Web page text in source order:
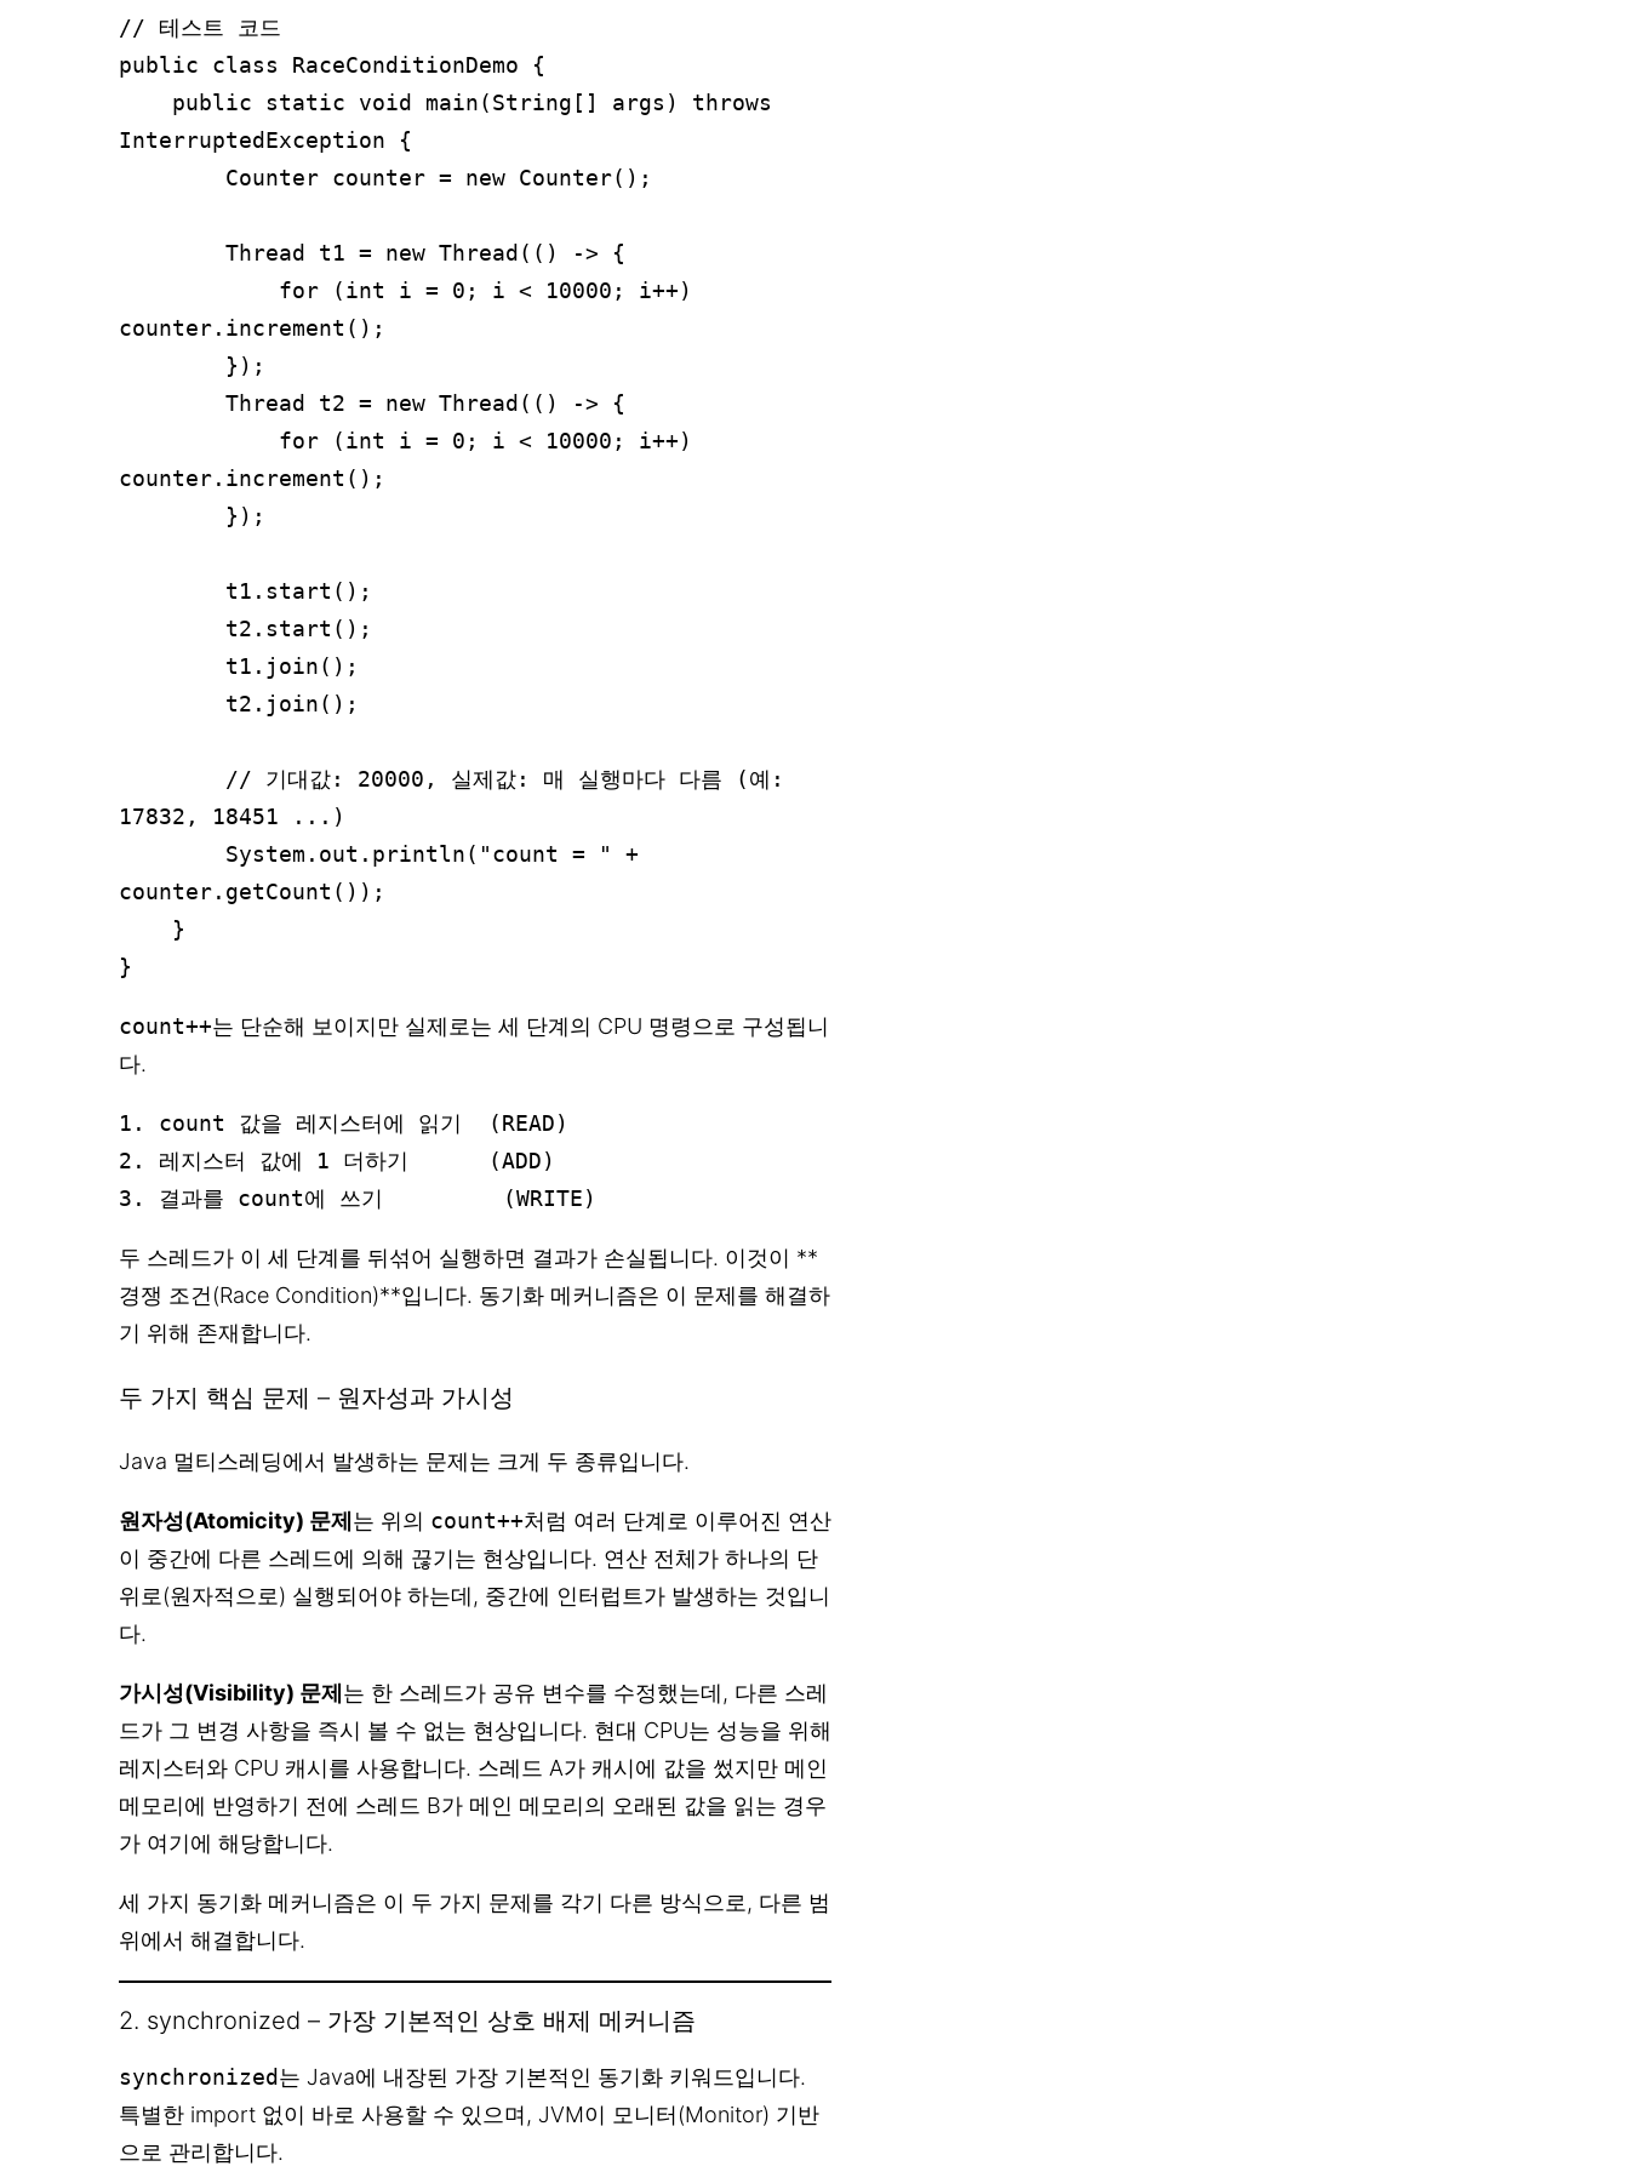
// 테스트 코드
public class RaceConditionDemo {
InterruptedException {
counter.increment();
counter.increment();
17832, 18451 ...)
counter.getCount());
}
count++는 단순해 보이지만 실제로는 세 단계의 CPU 명령으로 구성됩니
다.
1. count 값을 레지스터에 읽기  (READ)
2. 레지스터 값에 1 더하기      (ADD)
3. 결과를 count에 쓰기         (WRITE)
두 스레드가 이 세 단계를 뒤섞어 실행하면 결과가 손실됩니다. 이것이 **
경쟁 조건(Race Condition)**입니다. 동기화 메커니즘은 이 문제를 해결하
기 위해 존재합니다.
두 가지 핵심 문제 – 원자성과 가시성
Java 멀티스레딩에서 발생하는 문제는 크게 두 종류입니다.
원자성(Atomicity) 문제 는 위의 count++처럼 여러 단계로 이루어진 연산
이 중간에 다른 스레드에 의해 끊기는 현상입니다. 연산 전체가 하나의 단
위로(원자적으로) 실행되어야 하는데, 중간에 인터럽트가 발생하는 것입니
다.
가시성(Visibility) 문제 는 한 스레드가 공유 변수를 수정했는데, 다른 스레
드가 그 변경 사항을 즉시 볼 수 없는 현상입니다. 현대 CPU는 성능을 위해
레지스터와 CPU 캐시를 사용합니다. 스레드 A가 캐시에 값을 썼지만 메인
메모리에 반영하기 전에 스레드 B가 메인 메모리의 오래된 값을 읽는 경우
가 여기에 해당합니다.
세 가지 동기화 메커니즘은 이 두 가지 문제를 각기 다른 방식으로, 다른 범
위에서 해결합니다.
2. synchronized – 가장 기본적인 상호 배제 메커니즘
synchronized는 Java에 내장된 가장 기본적인 동기화 키워드입니다.
특별한 import 없이 바로 사용할 수 있으며, JVM이 모니터(Monitor) 기반
으로 관리합니다.